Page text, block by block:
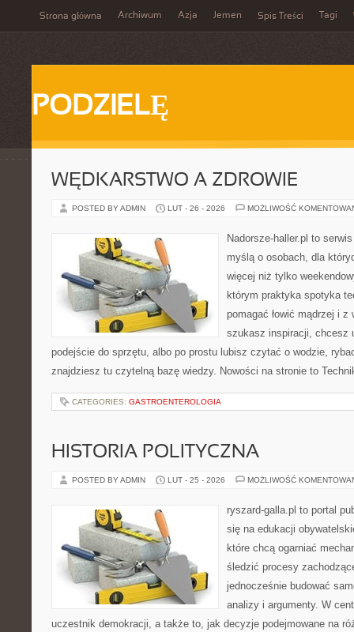
Strona główna Archiwum Azja Jemen Spis Treści Tagi
PODZIELĘ
WĘDKARSTWO A ZDROWIE
POSTED BY ADMIN LUT - 26 - 2026 MOŻLIWOŚĆ
Nadorsze-haller.pl to
myślą o osobach, dla
więcej niż tylko
którym praktyka spotyka
pomagać łowić mądrzej i
szukasz inspiracji, chcesz
podejście do sprzętu, albo po prostu lubisz czytać o wodzie,
znajdziesz tu czytelną bazę wiedzy. Nowości na stronie to
CATEGORIES: GASTROENTEROLOGIA
HISTORIA POLITYCZNA
POSTED BY ADMIN LUT - 25 - 2026 MOŻLIWOŚĆ
ryszard-galla.pl to portal
się na edukacji
które chcą ogarniać
śledzić procesy
jednocześnie budować
analizy i argumenty. W
uczestnik demokracji, a także to, jak decyzje podejmowane na